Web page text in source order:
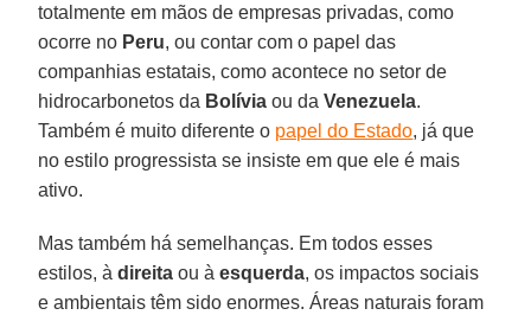
totalmente em mãos de empresas privadas, como
ocorre no Peru, ou contar com o papel das
companhias estatais, como acontece no setor de
hidrocarbonetos da Bolívia ou daVenezuela.
Também é muito diferente o papel do Estado, já que
no estilo progressista se insiste em que ele é mais
ativo.
Mas também há semelhanças. Em todos esses
estilos, àdireita ou àesquerda, os impactos sociais
e ambientais têm sido enormes. Áreas naturais foram